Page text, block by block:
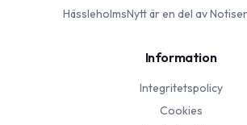
HässleholmsNyttär en del av
Information
Integritetspolicy
Cookies